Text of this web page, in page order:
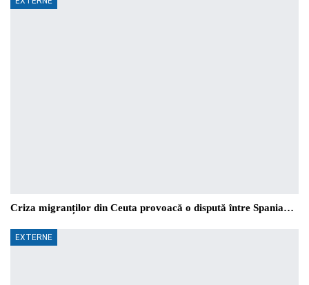
Criza migranților din Ceuta provoacă o dispută între Spania…
EXTERNE